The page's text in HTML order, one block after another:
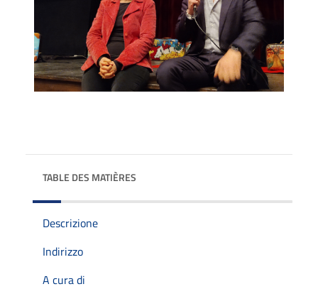
TABLE DES MATIÈRES
Descrizione
Indirizzo
A cura di